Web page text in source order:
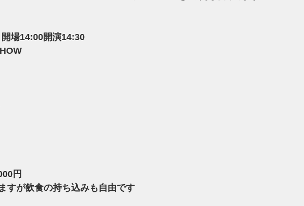
場14:00開演14:30
円
すが飲食の持ち込みも自由です